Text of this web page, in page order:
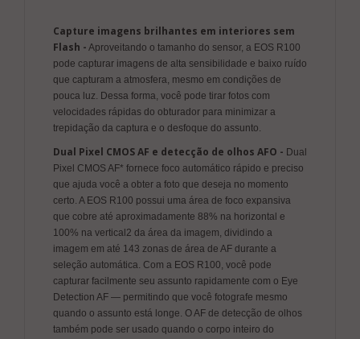
Capture imagens brilhantes em interiores sem
Flash - Aproveitando o tamanho do sensor, a EOS R100
pode capturar imagens de alta sensibilidade e baixo ruído
que capturam a atmosfera, mesmo em condições de
pouca luz. Dessa forma, você pode tirar fotos com
velocidades rápidas do obturador para minimizar a
trepidação da captura e o desfoque do assunto.
Dual Pixel CMOS AF e detecção de olhos AFO - Dual
Pixel CMOS AF* fornece foco automático rápido e preciso
que ajuda você a obter a foto que deseja no momento
certo. A EOS R100 possui uma área de foco expansiva
que cobre até aproximadamente 88% na horizontal e
100% na vertical2 da área da imagem, dividindo a
imagem em até 143 zonas de área de AF durante a
seleção automática. Com a EOS R100, você pode
capturar facilmente seu assunto rapidamente com o Eye
Detection AF — permitindo que você fotografe mesmo
quando o assunto está longe. O AF de detecção de olhos
também pode ser usado quando o corpo inteiro do